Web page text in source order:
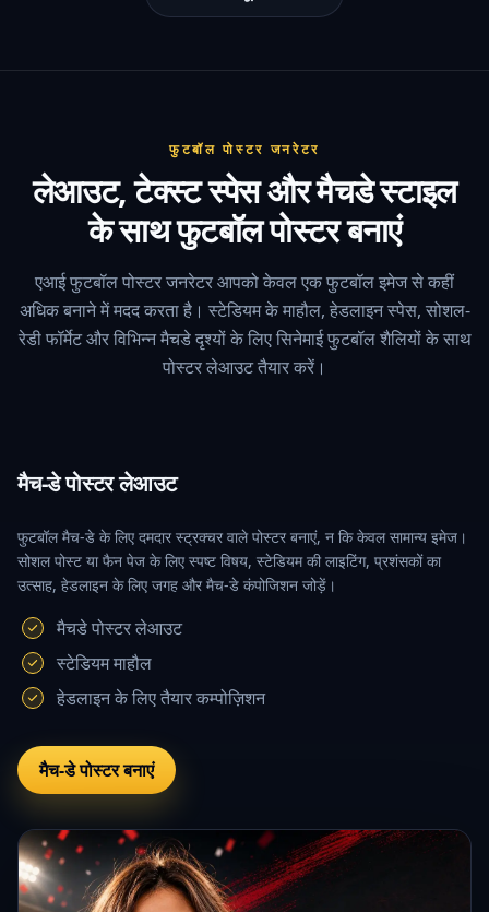
फुटबॉल पोस्टर जनरेटर
लेआउट, टेक्स्ट स्पेस और मैचडे स्टाइल
के साथ फुटबॉल पोस्टर बनाएं
एआई फुटबॉल पोस्टर जनरेटर आपको केवल एक फुटबॉल इमेज से कहीं
अधिक बनाने में मदद करता है। स्टेडियम के माहौल, हेडलाइन स्पेस, सोशल-
रेडी फॉर्मेट और विभिन्न मैचडे दृश्यों के लिए सिनेमाई फुटबॉल शैलियों के साथ
पोस्टर लेआउट तैयार करें।
मैच-डे पोस्टर लेआउट
फुटबॉल मैच-डे के लिए दमदार स्ट्रक्चर वाले पोस्टर बनाएं, न कि केवल सामान्य इमेज।
सोशल पोस्ट या फैन पेज के लिए स्पष्ट विषय, स्टेडियम की लाइटिंग, प्रशंसकों का
उत्साह, हेडलाइन के लिए जगह और मैच-डे कंपोजिशन जोड़ें।
मैचडे पोस्टर लेआउट
स्टेडियम माहौल
हेडलाइन के लिए तैयार कम्पोज़िशन
मैच-डे पोस्टर बनाएं